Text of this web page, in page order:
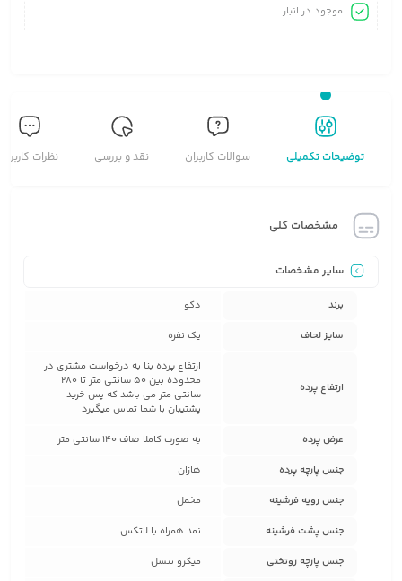
موجود در انبار
توضیحات تکمیلی سوالات کاربران نقد و بررسی نظرات کاربران
مشخصات کلی
سایر مشخصات
برند
دکو
سایز لحاف
یک نفره
ارتفاع پرده
ارتفاع پرده بنا به درخواست مشتری در
محدوده بین 50 سانتی متر تا 280
سانتی متر می باشد که پس خرید
پشتیبان با شما تماس میگیرد
عرض پرده
به صورت کاملا صاف 140 سانتی متر
جنس پارچه پرده
هازان
جنس رویه فرشینه
مخمل
جنس پشت فرشینه
نمد همراه با لاتکس
جنس پارچه روتختی
میکرو تنسل